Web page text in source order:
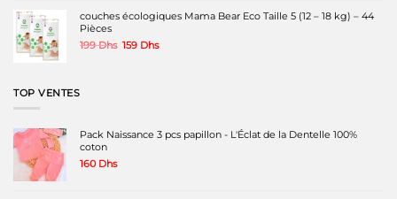
4500 Dhs.
3500 Dhs.
couches écologiques Mama Bear Eco Taille 5 (12 – 18 kg) – 44
Pièces
199Dhs Le
159 DhsLe
TOP VENTES
Pack Naissance 3 pcs papillon - L'Éclat de la Dentelle 100%
coton
160 Dhs